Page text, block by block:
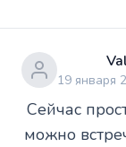
19 января
Сейчас
можно